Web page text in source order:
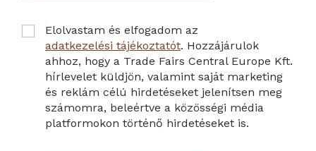
Elolvastam és elfogadom az
adatkezelési tájékoztatót. Hozzájárulok
ahhoz, hogy a Trade Fairs Central Europe Kft.
hírlevelet küldjön, valamint saját marketing
és reklám célú hirdetéseket jelenítsen meg
számomra, beleértve a közösségi média
platformokon történő hirdetéseket is.